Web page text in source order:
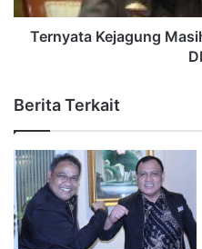
Ternyata Kejagung
Berita Terkait